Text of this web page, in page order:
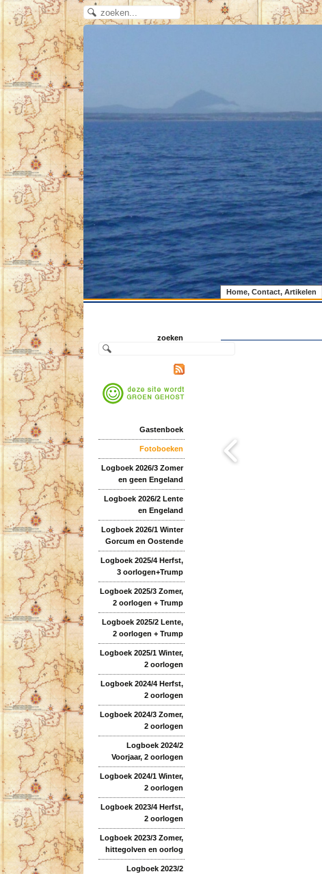
Home, Contact, Artikelen
zoeken
Gastenboek
Fotoboeken
Logboek 2026/3 Zomer
en geen Engeland
Logboek 2026/2 Lente
en Engeland
Logboek 2026/1 Winter
Gorcum en Oostende
Logboek 2025/4 Herfst,
3 oorlogen+Trump
Logboek 2025/3 Zomer,
2 oorlogen + Trump
Logboek 2025/2 Lente,
2 oorlogen + Trump
Logboek 2025/1 Winter,
2 oorlogen
Logboek 2024/4 Herfst,
2 oorlogen
Logboek 2024/3 Zomer,
2 oorlogen
Logboek 2024/2
Voorjaar, 2 oorlogen
Logboek 2024/1 Winter,
2 oorlogen
Logboek 2023/4 Herfst,
2 oorlogen
Logboek 2023/3 Zomer,
hittegolven en oorlog
Logboek 2023/2